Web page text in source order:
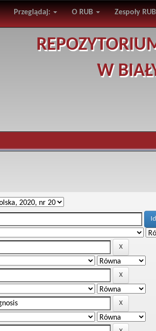
Przeglądaj: O RUB Zespoły RUB
W